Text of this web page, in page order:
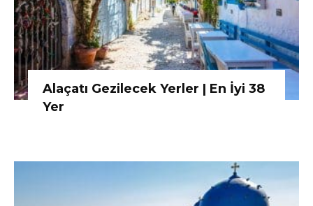
Alaçatı Gezilecek Yerler | En İyi 38
Yer